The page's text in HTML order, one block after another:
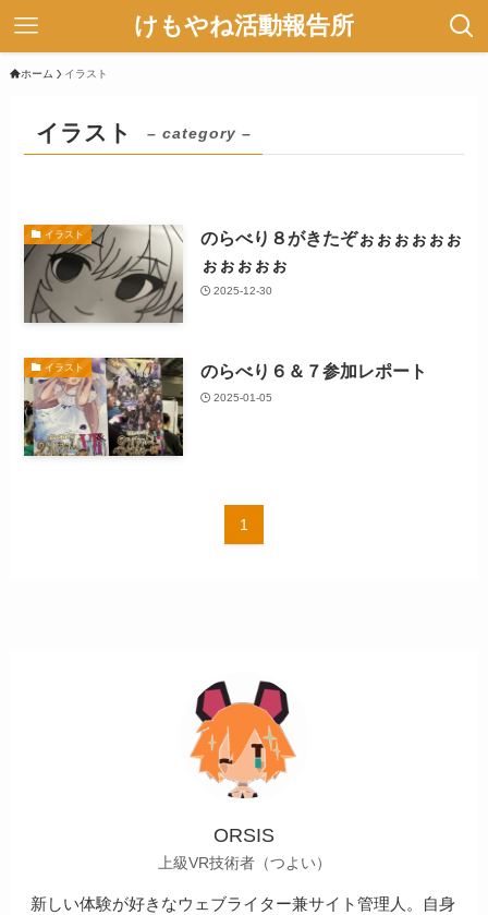
けもやね活動報告所
ホーム イラスト
イラスト – category –
イラスト
のらべり８がきたぞぉぉぉぉぉぉ
ぉぉぉぉぉ
2025-12-30
イラスト のらべり６＆７参加レポート
2025-01-05
1
ORSIS
上級VR技術者（つよい）
新しい体験が好きなウェブライター兼サイト管理人。自身